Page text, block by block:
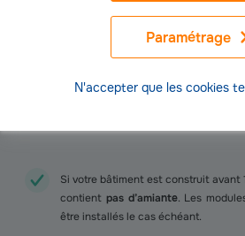
Paramétrage
N'accepter que les cookies
détecter des anomalies, nous
d’un monitoringpermettant la
paramètres détaillés des
Si votre bâtiment est construit avant
contient pas d’amiante. Les
être installés le cas échéant.